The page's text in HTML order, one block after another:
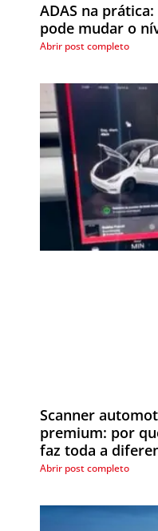
ADAS na
pode mudar o
Abrir post completo
Scanner
premium: por
faz toda a
Abrir post completo